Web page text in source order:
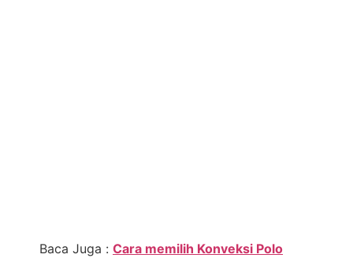
Baca Juga : Cara memilih Konveksi Polo